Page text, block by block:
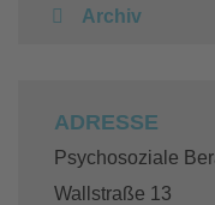
Archiv
ADRESSE
Psychosoziale
Wallstraße 13